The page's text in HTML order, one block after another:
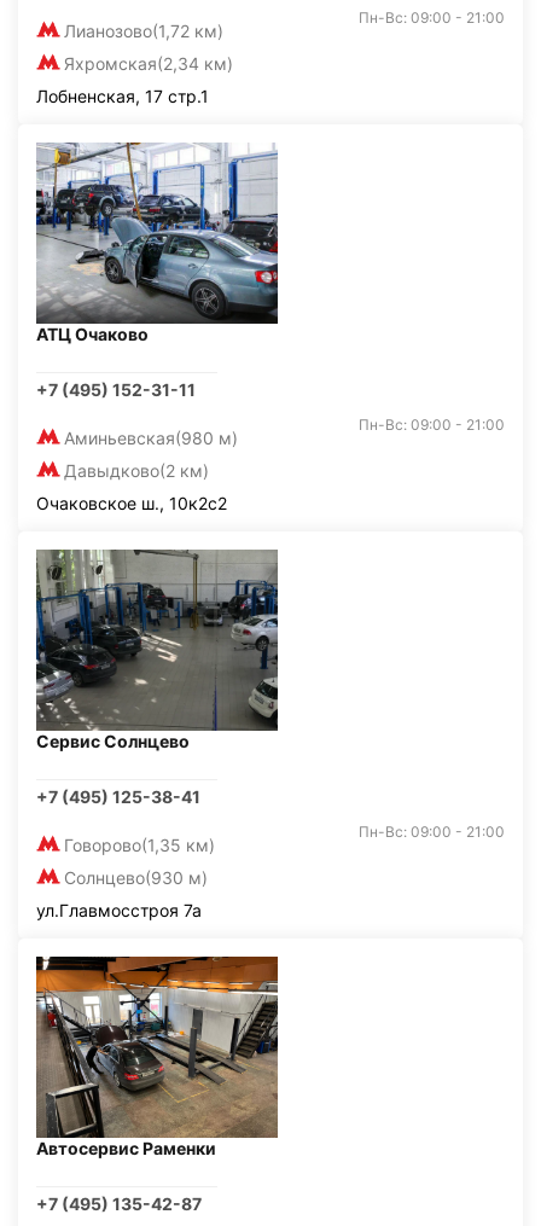
Лианозово(1,72 км)
Яхромская(2,34 км)
Пн-Вс: 09:00 - 21:00
Лобненская, 17 стр.1
АТЦ Очаково
+7 (495) 152-31-11
Аминьевская(980 м)
Давыдково(2 км)
Пн-Вс: 09:00 - 21:00
Очаковское ш., 10к2с2
Сервис Солнцево
+7 (495) 125-38-41
Говорово(1,35 км)
Солнцево(930 м)
Пн-Вс: 09:00 - 21:00
ул.Главмосстроя 7а
Автосервис Раменки
+7 (495) 135-42-87